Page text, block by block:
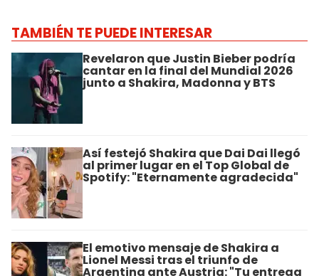
TAMBIÉN TE PUEDE INTERESAR
Revelaron que Justin Bieber podría
cantar en la final del Mundial 2026
junto a Shakira, Madonna y BTS
Así festejó Shakira que Dai Dai llegó
al primer lugar en el Top Global de
Spotify: "Eternamente agradecida"
El emotivo mensaje de Shakira a
Lionel Messi tras el triunfo de
Argentina ante Austria: "Tu entrega